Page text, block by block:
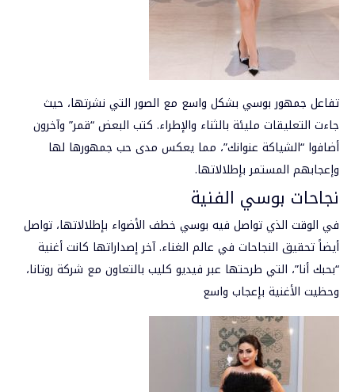
تفاعل جمهور بوسي بشكل واسع مع الصور التي نشرتها، حيث
جاءت التعليقات مليئة بالثناء والإطراء. كتب البعض “قمر” وآخرون
أضافوا “الشياكة عنوانك”، مما يعكس مدى حب جمهورها لها
وإعجابهم المستمر بإطلالاتها.
نجاحات بوسي الفنية
في الوقت الذي تواصل فيه بوسي خطف الأضواء بإطلالاتها، تواصل
أيضاً تحقيق النجاحات في عالم الغناء. آخر إصداراتها كانت أغنية
“بحبك أنا”، التي طرحتها عبر فيديو كليب بالتعاون مع شركة روتانا،
وحظيت الأغنية بإعجاب واسع